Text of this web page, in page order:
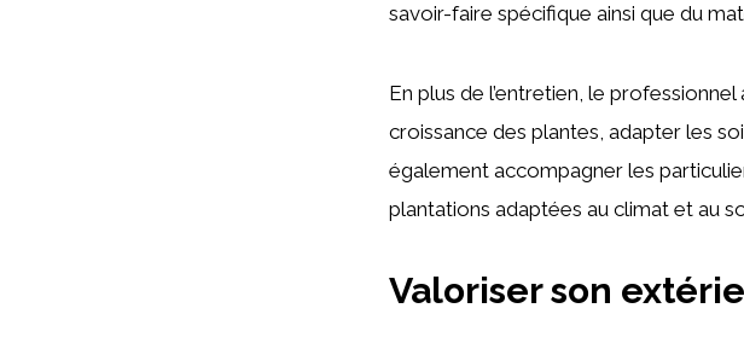
savoir-faire spécifique ainsi que du
En plus de l’entretien, le
croissance des plantes, adapter les
également accompagner les
plantations adaptées au climat et au
Valoriser son